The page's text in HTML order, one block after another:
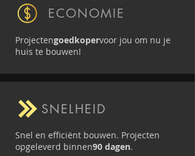
ECONOMIE
Projectengoedkopervoor jou om nu je
huis te bouwen!
SNELHEID
Snel en efficiënt bouwen. Projecten
opgeleverd binnen90 dagen.